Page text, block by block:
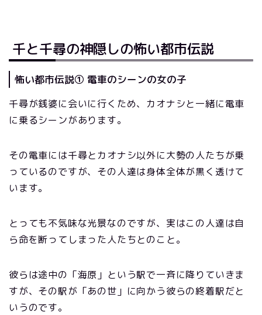
千と千尋の神隠しの怖い都市伝説
怖い都市伝説① 電車のシーンの女の子
千尋が銭婆に会いに行くため、カオナシと一緒に電車
に乗るシーンがあります。
その電車には千尋とカオナシ以外に大勢の人たちが乗
っているのですが、その人達は身体全体が黒く透けて
います。
とっても不気味な光景なのですが、実はこの人達は自
ら命を断ってしまった人たちとのこと。
彼らは途中の「海原」という駅で一斉に降りていきま
すが、その駅が「あの世」に向かう彼らの終着駅だと
いうのです。